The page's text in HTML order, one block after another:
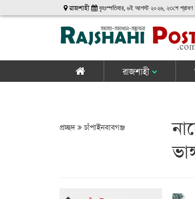
রাজশাহী বৃহঃস্পতিবার, ৬ই আগস্ট ২০২৬, ২৩শে
রাজশাহী
প্রচ্ছদ চাঁপাইনবাবগঞ্জ